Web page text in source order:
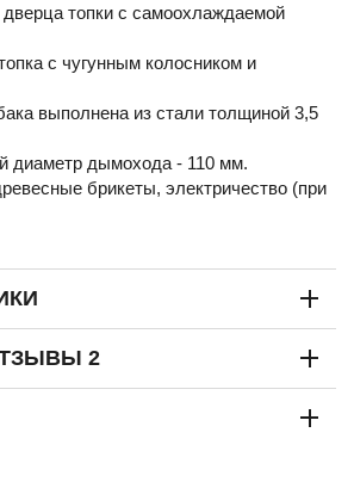
топки с самоохлаждаемой
с чугунным колосником и
выполнена из стали толщиной 3,5
диаметр дымохода - 110 мм.
брикеты, электричество (при
2